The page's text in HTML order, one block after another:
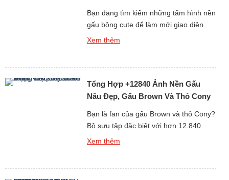
Bạn đang tìm kiếm những tấm hình nền
gấu bông cute để làm mới giao diện
điện thoại hay máy tính mỗi ngày? Bộ
kế mềm mại, đáng yêu và […]
Xem thêm
Tổng Hợp +12840 Ảnh Nền Gấu
Nâu Đẹp, Gấu Brown Và Thỏ Cony
Bạn là fan của gấu Brown và thỏ Cony?
Bộ sưu tập đặc biệt với hơn 12.840
hình nền gấu Brown cute, đẹp, sắc nét
Xem thêm